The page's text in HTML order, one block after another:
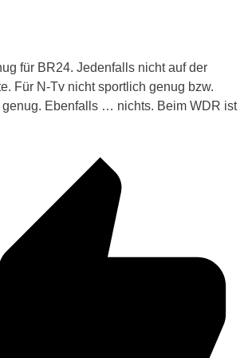
für BR24. Jedenfalls nicht auf der
Für N-Tv nicht sportlich genug bzw.
Ebenfalls … nichts. Beim WDR ist